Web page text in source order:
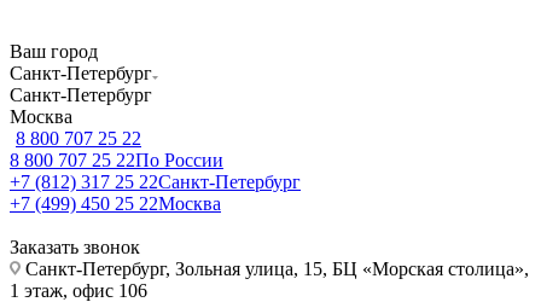
Ваш город
Санкт-Петербург
Санкт-Петербург
Москва
8 800 707 25 22
8 800 707 25 22По России
+7 (812) 317 25 22Санкт-Петербург
+7 (499) 450 25 22Москва
Заказать звонок
Санкт-Петербург, Зольная улица, 15, БЦ «Морская столица»,
1 этаж, офис 106